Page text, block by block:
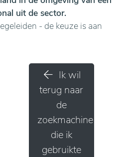
uit de sector.
- de keuze is aan
Ik wil
terug naar
de
zoekmachine
die ik
gebruikte